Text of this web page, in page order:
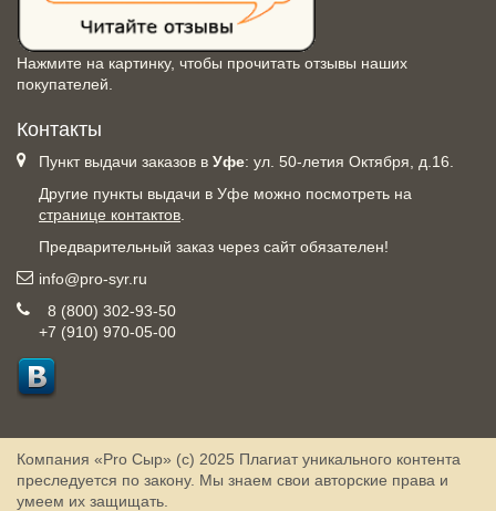
Нажмите на картинку, чтобы прочитать отзывы наших
покупателей.
Контакты
Пункт выдачи заказов в Уфе: ул. 50-летия Октября, д.16.
Другие пункты выдачи в Уфе можно посмотреть на
странице контактов
Предварительный заказ через сайт обязателен!
info@pro-syr.ru
8 (800) 302-93-50
+7 (910) 970-05-00
Компания «Pro Сыр» (с) 2025 Плагиат уникального контента
преследуется по закону. Мы знаем свои авторские права и
умеем их защищать.